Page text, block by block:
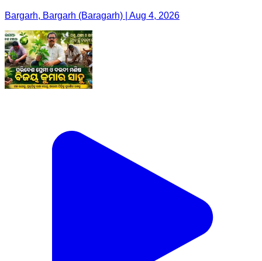
Bargarh, Bargarh (Baragarh) | Aug 4, 2026